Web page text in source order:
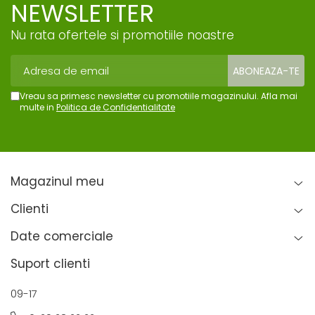
NEWSLETTER
Nu rata ofertele si promotiile noastre
Vreau sa primesc newsletter cu promotiile magazinului. Afla mai
multe in Politica de Confidentialitate
Magazinul meu
Clienti
Date comerciale
Suport clienti
09-17